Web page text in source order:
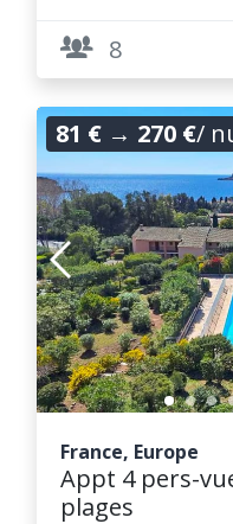
8
81 € → 270 €/
France, Europe
Appt 4 pers-
plages